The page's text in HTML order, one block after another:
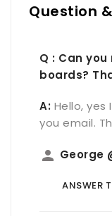
Question
Q : Can
boards?
A: Hello, yes
you email.
person George
ANSWER